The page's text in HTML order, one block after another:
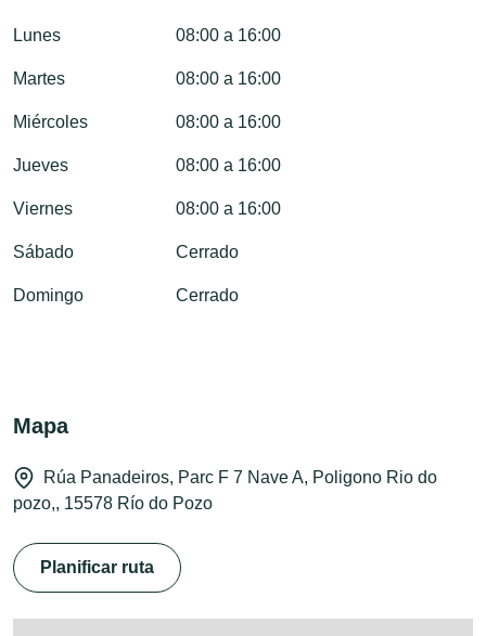
Lunes 08:00 a 16:00
Martes 08:00 a 16:00
Miércoles 08:00 a 16:00
Jueves 08:00 a 16:00
Viernes 08:00 a 16:00
Sábado Cerrado
Domingo Cerrado
Mapa
Rúa Panadeiros, Parc F 7 Nave A, Poligono Rio do
pozo,, 15578 Río do Pozo
Planificar ruta